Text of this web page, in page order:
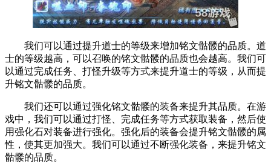
我们可以通过提升道士的等级来增加铭文骷髅的品质。道
士的等级越高，可以召唤的铭文骷髅的品质也会越高。我们可
以通过完成任务、打怪升级等方式来提升道士的等级，从而提
升铭文骷髅的品质。
我们还可以通过强化铭文骷髅的装备来提升其品质。在游
戏中，我们可以通过打怪、完成任务等方式获取装备，然后使
用强化石对装备进行强化。强化后的装备会提升铭文骷髅的属
性，使其更加强大。我们可以通过不断强化装备，来提升铭文
骷髅的品质。